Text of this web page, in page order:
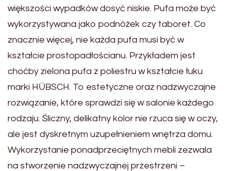
większości wypadków dosyć niskie. Pufa może być
wykorzystywana jako podnóżek czy taboret. Co
znacznie więcej, nie każda pufa musi być w
kształcie prostopadłościanu. Przykładem jest
choćby zielona pufa z poliestru w kształcie łuku
marki HÜBSCH. To estetyczne oraz nadzwyczajne
rozwiązanie, które sprawdzi się w salonie każdego
rodzaju. Śliczny, delikatny kolor nie rzuca się w oczy,
ale jest dyskretnym uzupełnieniem wnętrza domu.
Wykorzystanie ponadprzeciętnych mebli zezwala
na stworzenie nadzwyczajnej przestrzeni –